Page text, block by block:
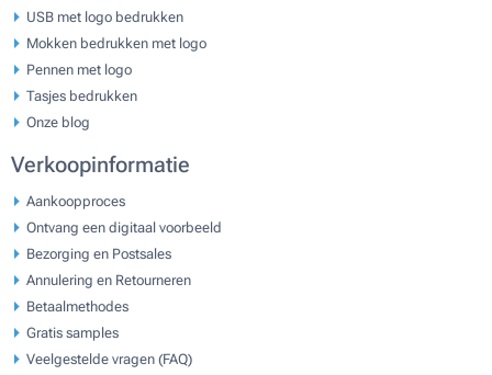
USB met logo bedrukken
Mokken bedrukken met logo
Pennen met logo
Tasjes bedrukken
Onze blog
Verkoopinformatie
Aankoopproces
Ontvang een digitaal voorbeeld
Bezorging en Postsales
Annulering en Retourneren
Betaalmethodes
Gratis samples
Veelgestelde vragen (FAQ)